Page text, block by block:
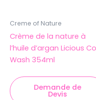
Creme of Nature
Crème de la nature à
l’huile d’argan Licious
Wash 354ml
Demande de
Devis